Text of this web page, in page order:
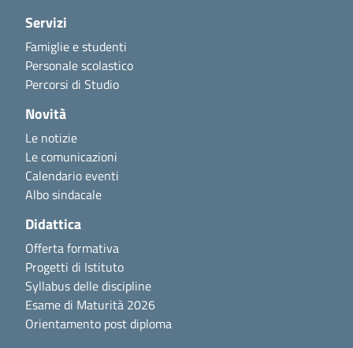
Servizi
Famiglie e studenti
Personale scolastico
Percorsi di Studio
Novità
Le notizie
Le comunicazioni
Calendario eventi
Albo sindacale
Didattica
Offerta formativa
Progetti di Istituto
Syllabus delle discipline
Esame di Maturità 2026
Orientamento post diploma